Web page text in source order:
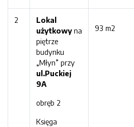
2
Lokal
użytkowyna
piętrze
budynku
„Młyn” przy
ul.Puckiej
9A
obręb 2
Księga
93 m2